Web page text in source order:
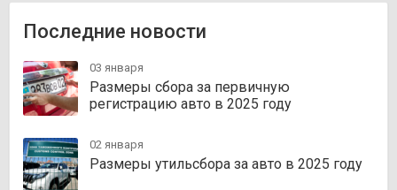
Последние новости
03 января
Размеры сбора за первичную
регистрацию авто в 2025 году
02 января
Размеры утильсбора за авто в 2025 году